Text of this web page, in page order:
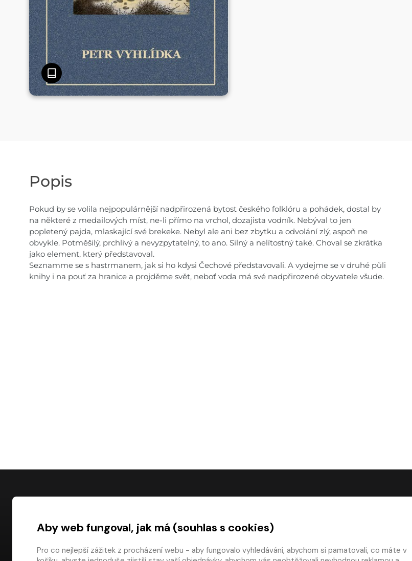
Popis
Pokud by se volila nejpopulárnější nadpřirozená bytost českého folklóru a pohádek, dostal by
na některé z medailových míst, ne-li přímo na vrchol, dozajista vodník. Nebýval to jen
popletený pajda, mlaskající své brekeke. Nebyl ale ani bez zbytku a odvolání zlý, aspoň ne
obvykle. Potměšilý, prchlivý a nevyzpytatelný, to ano. Silný a nelítostný také. Choval se zkrátka
jako element, který představoval.
Seznamme se s hastrmanem, jak si ho kdysi Čechové představovali. A vydejme se v druhé půli
knihy i na pouť za hranice a projděme svět, neboť voda má své nadpřirozené obyvatele všude.
Časté dotazy
Platba
Kontakty
Aby web fungoval, jak má (souhlas s cookies)
Pro co nejlepší zážitek z procházení webu - aby fungovalo vyhledávání, abychom si pamatovali, co máte v